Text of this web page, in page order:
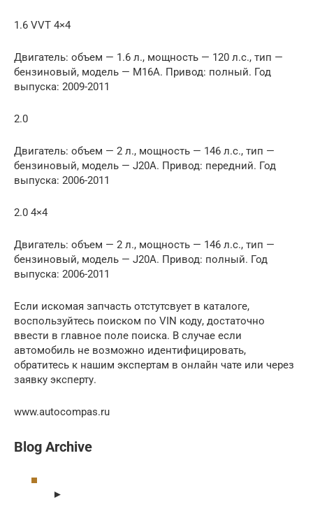
1.6 VVT 4×4
Двигатель: объем — 1.6 л., мощность — 120 л.с., тип —
бензиновый, модель — M16A. Привод: полный. Год
выпуска: 2009-2011
2.0
Двигатель: объем — 2 л., мощность — 146 л.с., тип —
бензиновый, модель — J20A. Привод: передний. Год
выпуска: 2006-2011
2.0 4×4
Двигатель: объем — 2 л., мощность — 146 л.с., тип —
бензиновый, модель — J20A. Привод: полный. Год
выпуска: 2006-2011
Если искомая запчасть отстутсвует в каталоге,
воспользуйтесь поиском по VIN коду, достаточно
ввести в главное поле поиска. В случае если
автомобиль не возможно идентифицировать,
обратитесь к нашим экспертам в онлайн чате или через
заявку эксперту.
www.autocompas.ru
Blog Archive
►